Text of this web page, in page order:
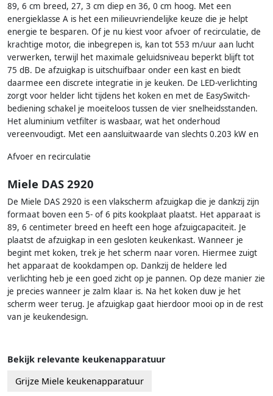
89, 6 cm breed, 27, 3 cm diep en 36, 0 cm hoog. Met een
energieklasse A is het een milieuvriendelijke keuze die je helpt
energie te besparen. Of je nu kiest voor afvoer of recirculatie, de
krachtige motor, die inbegrepen is, kan tot 553 m/uur aan lucht
verwerken, terwijl het maximale geluidsniveau beperkt blijft tot
75 dB. De afzuigkap is uitschuifbaar onder een kast en biedt
daarmee een discrete integratie in je keuken. De LED-verlichting
zorgt voor helder licht tijdens het koken en met de EasySwitch-
bediening schakel je moeiteloos tussen de vier snelheidsstanden.
Het aluminium vetfilter is wasbaar, wat het onderhoud
vereenvoudigt. Met een aansluitwaarde van slechts 0.203 kW en
Afvoer en recirculatie
Miele DAS 2920
De Miele DAS 2920 is een vlakscherm afzuigkap die je dankzij zijn
formaat boven een 5- of 6 pits kookplaat plaatst. Het apparaat is
89, 6 centimeter breed en heeft een hoge afzuigcapaciteit. Je
plaatst de afzuigkap in een gesloten keukenkast. Wanneer je
begint met koken, trek je het scherm naar voren. Hiermee zuigt
het apparaat de kookdampen op. Dankzij de heldere led
verlichting heb je een goed zicht op je pannen. Op deze manier zie
je precies wanneer je zalm klaar is. Na het koken duw je het
scherm weer terug. Je afzuigkap gaat hierdoor mooi op in de rest
van je keukendesign.
Bekijk relevante keukenapparatuur
Grijze Miele keukenapparatuur